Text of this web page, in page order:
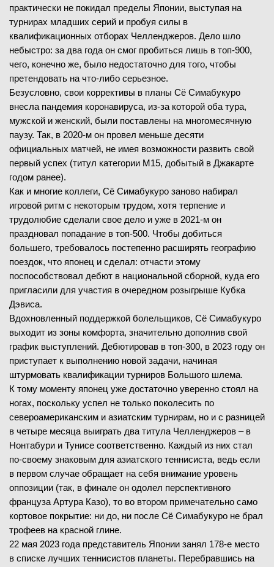
практически не покидал пределы Японии, выступая на
турнирах младших серий и пробуя силы в
квалификационных отборах Челленджеров. Дело шло
небыстро: за два года он смог пробиться лишь в топ-900,
чего, конечно же, было недостаточно для того, чтобы
претендовать на что-либо серьезное.
Безусловно, свои коррективы в планы Сё Симабукуро
внесла пандемия коронавируса, из-за которой оба тура,
мужской и женский, были поставлены на многомесячную
паузу. Так, в 2020-м он провел меньше десяти
официальных матчей, не имея возможности развить свой
первый успех (титул категории М15, добытый в Джакарте
годом ранее).
Как и многие коллеги, Сё Симабукуро заново набирал
игровой ритм с некоторым трудом, хотя терпение и
трудолюбие сделали свое дело и уже в 2021-м он
праздновал попадание в топ-500. Чтобы добиться
большего, требовалось постепенно расширять географию
поездок, что японец и сделал: отчасти этому
поспособствовал дебют в национальной сборной, куда его
пригласили для участия в очередном розыгрыше Кубка
Дэвиса.
Вдохновленный поддержкой болельщиков, Сё Симабукуро
выходит из зоны комфорта, значительно дополнив свой
график выступлений. Дебютировав в топ-300, в 2023 году он
приступает к выполнению новой задачи, начиная
штурмовать квалификации турниров Большого шлема.
К тому моменту японец уже достаточно уверенно стоял на
ногах, поскольку успел не только поколесить по
североамериканским и азиатским турнирам, но и с разницей
в четыре месяца выиграть два титула Челленджеров – в
Нонтабури и Тунисе соответственно. Каждый из них стал
по-своему знаковым для азиатского теннисиста, ведь если
в первом случае обращает на себя внимание уровень
оппозиции (так, в финале он одолел перспективного
француза Артура Казо), то во втором примечательно само
кортовое покрытие: ни до, ни после Сё Симабукуро не брал
трофеев на красной глине.
22 мая 2023 года представитель Японии занял 178-е место
в списке лучших теннисистов планеты. Перебравшись на